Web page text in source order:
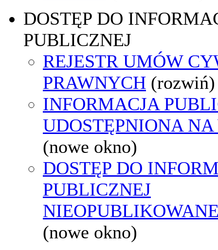
DOSTĘP DO
PUBLICZNEJ
REJESTR UMÓW
PRAWNYCH (rozwiń)
INFORMACJA
UDOSTĘPNIONA
(nowe okno)
DOSTĘP DO
PUBLICZNEJ
(nowe okno)